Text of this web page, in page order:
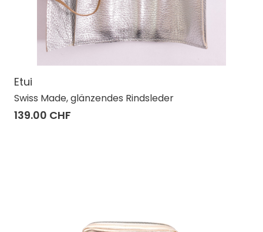
Etui
Swiss Made, glänzendes Rindsleder
139.00 CHF